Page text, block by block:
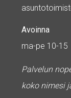
Avoinna
ma-pe 10-15
Palvelun
koko nimesi